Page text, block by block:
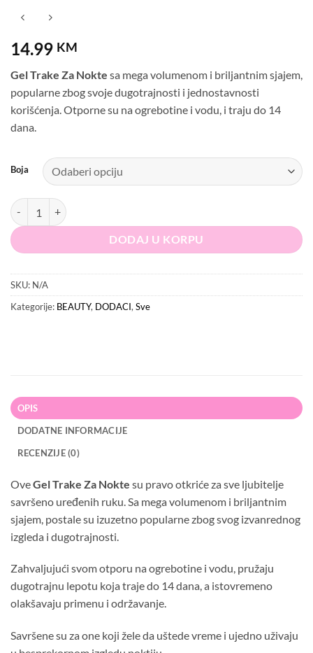
14.99 KM
Gel Trake Za Nokte sa mega volumenom i briljantnim sjajem,
popularne zbog svoje dugotrajnosti i jednostavnosti
korišćenja. Otporne su na ogrebotine i vodu, i traju do 14
dana.
Boja
Gel Trake Za Nokte količina
DODAJ U KORPU
SKU: N/A
Kategorije: BEAUTY, DODACI, Sve
OPIS
DODATNE INFORMACIJE
RECENZIJE (0)
OveGel Trake Za Nokte su pravo otkriće za sve ljubitelje
savršeno uređenih ruku. Sa mega volumenom i briljantnim
sjajem, postale su izuzetno popularne zbog svog izvanrednog
izgleda i dugotrajnosti.
Zahvaljujući svom otporu na ogrebotine i vodu, pružaju
dugotrajnu lepotu koja traje do 14 dana, a istovremeno
olakšavaju primenu i održavanje.
Savršene su za one koji žele da uštede vreme i ujedno uživaju